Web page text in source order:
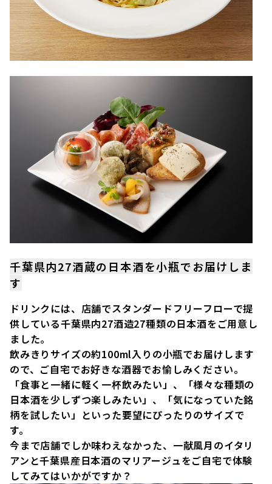
千葉県内27酒蔵の日本酒を小瓶でお届けしま
す
ドリンクには、店舗でスタンダードフリーフローで提
供している千葉県内27酒造27種類の日本酒をご用意し
ました。
飲みきりサイズの約100ml入りの小瓶でお届けします
ので、ご自宅でお好きな酒器でお愉しみください。
「食事と一緒に軽く一杯飲みたい」、「様々な種類の
日本酒を少しずつ楽しみたい」、「気になっていた銘
柄を試したい」といった要望にぴったりのサイズで
す。
今まで店舗でしか味わえなかった、一献風月のイタリ
アンと千葉県産日本酒のマリアージュをご自宅で体験
してみてはいかがですか？